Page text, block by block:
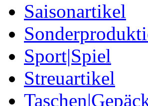
Saisonartikel
Sport|Spiel
Streuartikel